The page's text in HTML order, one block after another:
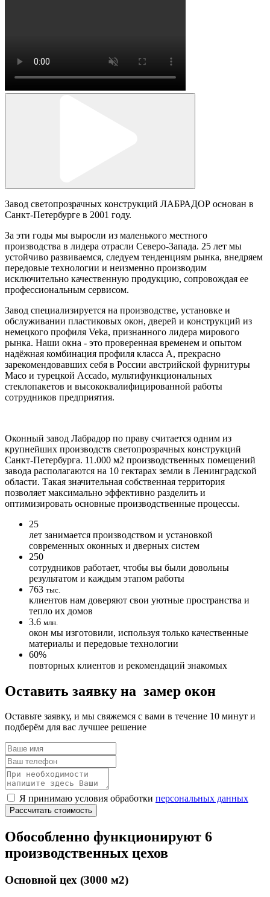
Завод светопрозрачных конструкций ЛАБРАДОР основан в
Санкт-Петербурге в 2001 году.
За эти годы мы выросли из маленького местного
производства в лидера отрасли Северо-Запада. 25 лет мы
устойчиво развиваемся, следуем тенденциям рынка, внедряем
передовые технологии и неизменно производим
исключительно качественную продукцию, сопровождая ее
профессиональным сервисом.
Завод специализируется на производстве, установке и
обслуживании пластиковых окон, дверей и конструкций из
немецкого профиля Veka, признанного лидера мирового
рынка. Наши окна - это проверенная временем и опытом
надёжная комбинация профиля класса А, прекрасно
зарекомендовавших себя в России австрийской фурнитуры
Maco и турецкой Accado, мультифункциональных
стеклопакетов и высококвалифицированной работы
сотрудников предприятия.
Оконный завод Лабрадор по праву считается одним из
крупнейших производств светопрозрачных конструкций
Санкт-Петербурга. 11.000 м2 производственных помещений
завода располагаются на 10 гектарах земли в Ленинградской
области. Такая значительная собственная территория
позволяет максимально эффективно разделить и
оптимизировать основные производственные процессы.
25
лет занимается производством и установкой
современных оконных и дверных систем
250
сотрудников работает, чтобы вы были довольны
результатом и каждым этапом работы
763 тыс.
клиентов нам доверяют свои уютные пространства и
тепло их домов
3.6 млн.
окон мы изготовили, используя только качественные
материалы и передовые технологии
60%
повторных клиентов и рекомендаций знакомых
Оставить заявку на замер окон
Оставьте заявку, и мы свяжемся с вами в течение 10 минут и
подберём для вас лучшее решение
Я принимаю условия обработки персональных данных
Рассчитать стоимость
Обособленно функционируют 6
производственных цехов
Основной цех (3000 м2)